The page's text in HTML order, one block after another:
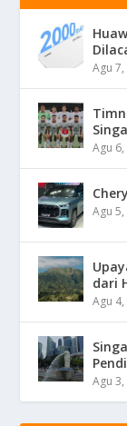
Agu
Agu
Agu
dari
Agu
Agu